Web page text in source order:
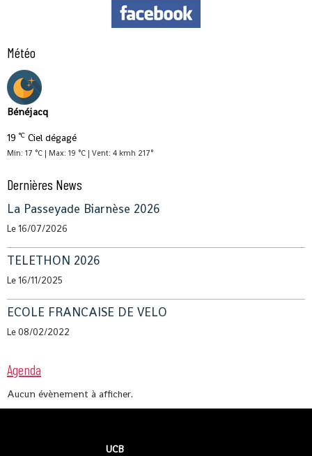
Météo
Bénéjacq
19 °C Ciel dégagé
Min: 17 °C | Max: 19 °C | Vent: 4 kmh 217°
Dernières News
La Passeyade Biarnèse 2026
Le 16/07/2026
TELETHON 2026
Le 16/11/2025
ECOLE FRANCAISE DE VELO
Le 08/02/2022
Agenda
Aucun évènement à afficher.
UCB